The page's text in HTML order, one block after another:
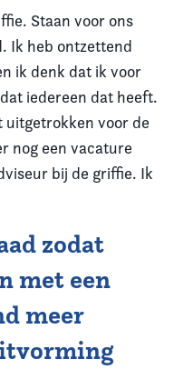
Staan voor ons
Ik heb ontzettend
ik denk dat ik voor
iedereen dat heeft.
uitgetrokken voor de
nog een vacature
bij de griffie. Ik
zodat
met een
meer